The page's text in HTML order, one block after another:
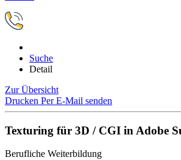
Suche
Detail
Zur Übersicht
Drucken Per E-Mail senden
Texturing für 3D / CGI in Adobe
Berufliche Weiterbildung